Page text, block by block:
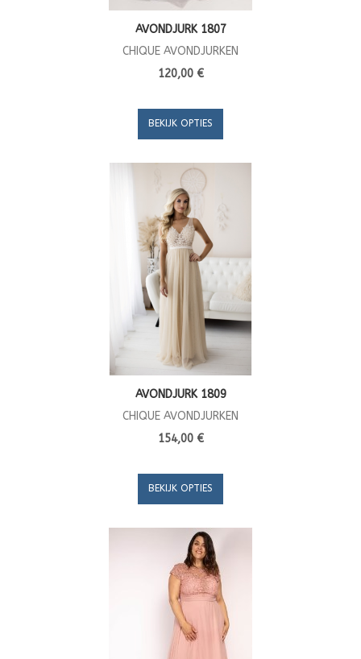
AVONDJURK 1807
CHIQUE AVONDJURKEN
120,00 €
BEKIJK OPTIES
AVONDJURK 1809
CHIQUE AVONDJURKEN
154,00 €
BEKIJK OPTIES